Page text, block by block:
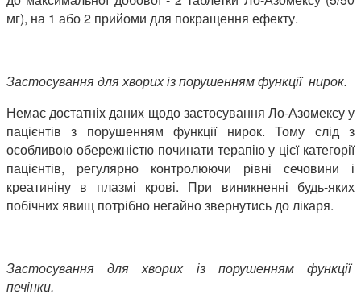
мг), на 1 або 2 прийоми для покращення ефекту.
Застосування для хворих із порушенням функції нирок.
Немає достатніх даних щодо застосування Ло-Азомексу у
пацієнтів з порушенням функції нирок. Тому слід з
особливою обережністю починати терапію у цієї категорії
пацієнтів, регулярно контролюючи рівні сечовини і
креатиніну в плазмі крові. При виникненні будь-яких
побічних явищ потрібно негайно звернутись до лікаря.
Застосування для хворих із порушенням функції
печінки.